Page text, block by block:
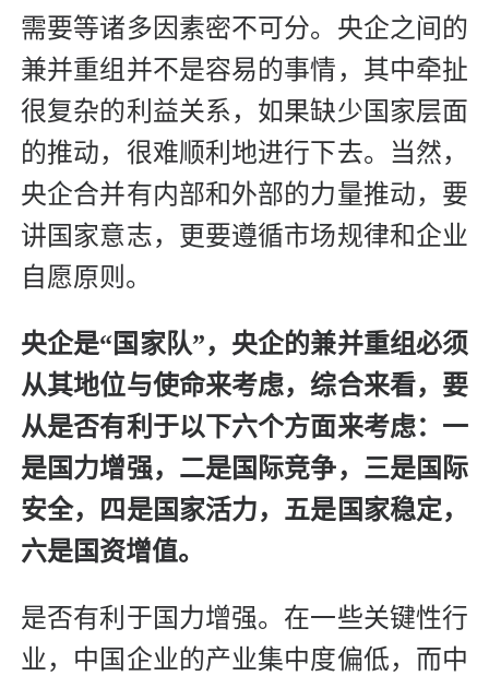
需要等诸多因素密不可分。央企之间的
兼并重组并不是容易的事情，其中牵扯
很复杂的利益关系，如果缺少国家层面
的推动，很难顺利地进行下去。当然，
央企合并有内部和外部的力量推动，要
讲国家意志，更要遵循市场规律和企业
自愿原则。
央企是“国家队”，央企的兼并重组必须
从其地位与使命来考虑，综合来看，要
从是否有利于以下六个方面来考虑：一
是国力增强，二是国际竞争，三是国际
安全，四是国家活力，五是国家稳定，
六是国资增值。
是否有利于国力增强。在一些关键性行
业，中国企业的产业集中度偏低，而中